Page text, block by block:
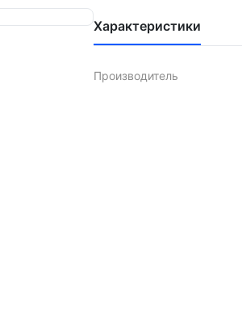
Характеристики
Производитель